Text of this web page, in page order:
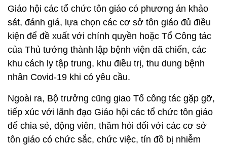
Giáo hội các tổ chức tôn giáo có phương án khảo
sát, đánh giá, lựa chọn các cơ sở tôn giáo đủ điều
kiện để đề xuất với chính quyền hoặc Tổ Công tác
của Thủ tướng thành lập bệnh viện dã chiến, các
khu cách ly tập trung, khu điều trị, thu dung bệnh
nhân Covid-19 khi có yêu cầu.
Ngoài ra, Bộ trưởng cũng giao Tổ công tác gặp gỡ,
tiếp xúc với lãnh đạo Giáo hội các tổ chức tôn giáo
để chia sẻ, động viên, thăm hỏi đối với các cơ sở
tôn giáo có chức sắc, chức việc, tín đồ bị nhiễm